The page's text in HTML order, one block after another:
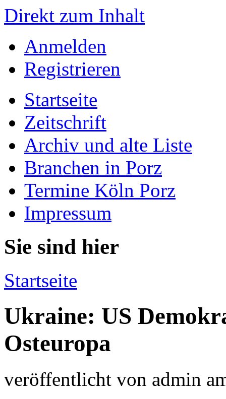
Direkt zum Inhalt
Anmelden
Registrieren
Startseite
Zeitschrift
Archiv und alte Liste
Branchen in Porz
Termine Köln Porz
Impressum
Sie sind hier
Startseite
Ukraine: US
Osteuropa
veröffentlicht von admin